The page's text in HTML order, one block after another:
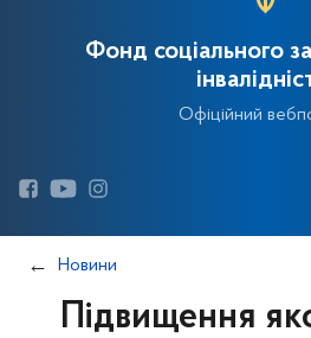
Фонд соціального
Офіційний
Новини
Підвищення